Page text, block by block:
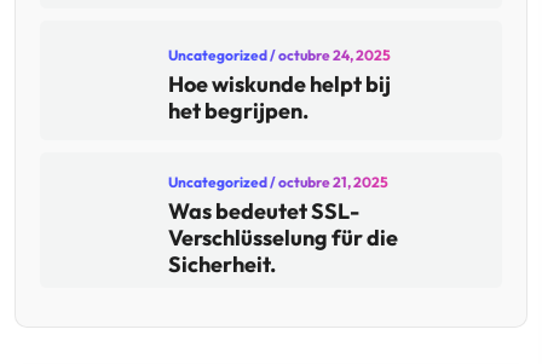
Uncategorized/ octubre 24, 2025
Hoe wiskunde helpt bij
het begrijpen.
Uncategorized/ octubre 21, 2025
Was bedeutet SSL-
Verschlüsselung für die
Sicherheit.